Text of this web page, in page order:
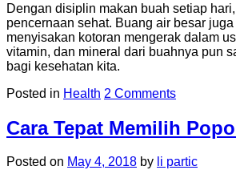
Dengan disiplin makan buah setiap
pencernaan sehat. Buang air besar juga
menyisakan kotoran mengerak dalam
vitamin, dan mineral dari buahnya pun
bagi kesehatan kita.
Posted in Health 2 Comments
Cara Tepat Memilih
Posted on May 4, 2018 by li partic